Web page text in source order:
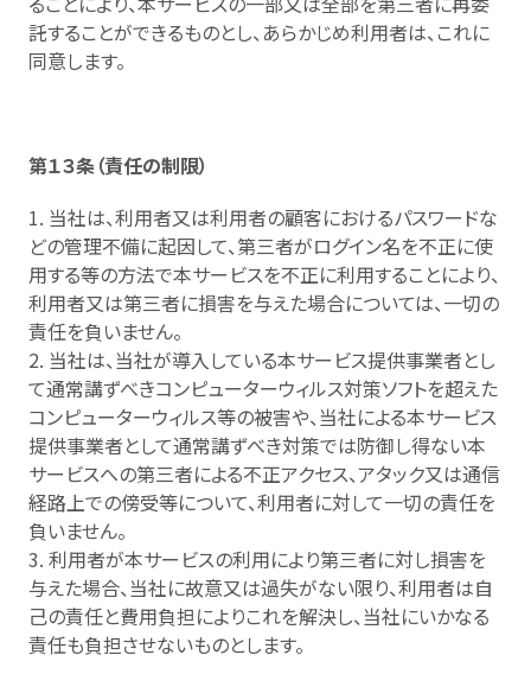
託することができるものとし、あらかじめ利用者は、これに
同意します。
第１３条（責任の制限）
1. 当社は、利用者又は利用者の顧客におけるパスワードな
どの管理不備に起因して、第三者がログイン名を不正に使
用する等の方法で本サービスを不正に利用することにより、
利用者又は第三者に損害を与えた場合については、一切の
責任を負いません。
2. 当社は、当社が導入している本サービス提供事業者とし
て通常講ずべきコンピューターウィルス対策ソフトを超えた
コンピューターウィルス等の被害や、当社による本サービス
提供事業者として通常講ずべき対策では防御し得ない本
サービスへの第三者による不正アクセス、アタック又は通信
経路上での傍受等について、利用者に対して一切の責任を
負いません。
3. 利用者が本サービスの利用により第三者に対し損害を
与えた場合、当社に故意又は過失がない限り、利用者は自
己の責任と費用負担によりこれを解決し、当社にいかなる
責任も負担させないものとします。